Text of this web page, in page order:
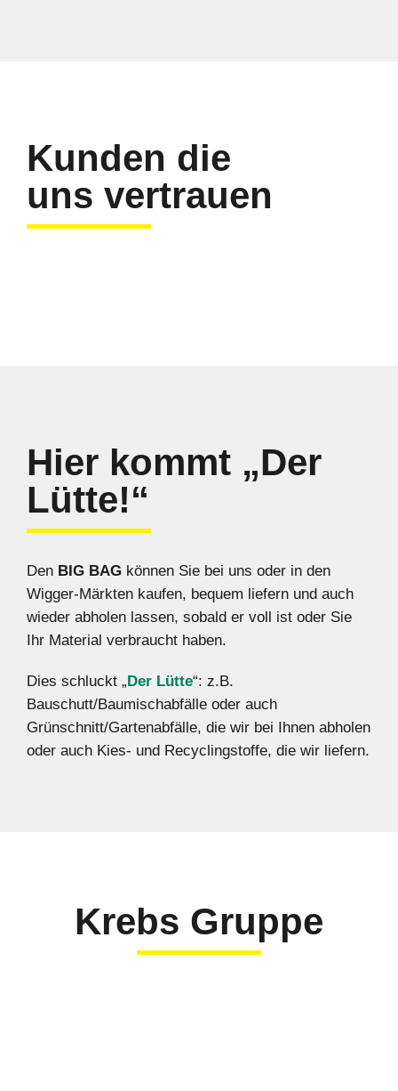
Kunden die
uns vertrauen
Hier kommt „Der
Lütte!“
Den BIG BAG können Sie bei uns oder in den
Wigger-Märkten kaufen, bequem liefern und auch
wieder abholen lassen, sobald er voll ist oder Sie
Ihr Material verbraucht haben.
Dies schluckt „ Der Lütte“: z.B.
Bauschutt/Baumischabfälle oder auch
Grünschnitt/Gartenabfälle, die wir bei Ihnen abholen
oder auch Kies- und Recyclingstoffe, die wir liefern.
Krebs Gruppe